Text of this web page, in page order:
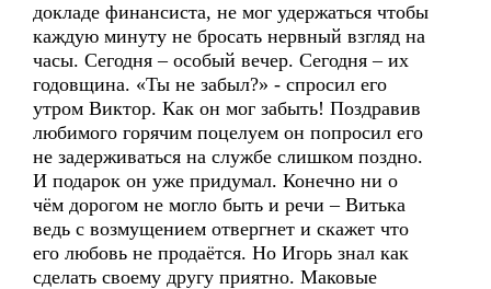
докладе финансиста, не мог удержаться чтобы
каждую минуту не бросать нервный взгляд на
часы. Сегодня – особый вечер. Сегодня – их
годовщина. «Ты не забыл?» - спросил его
утром Виктор. Как он мог забыть! Поздравив
любимого горячим поцелуем он попросил его
не задерживаться на службе слишком поздно.
И подарок он уже придумал. Конечно ни о
чём дорогом не могло быть и речи – Витька
ведь с возмущением отвергнет и скажет что
его любовь не продаётся. Но Игорь знал как
сделать своему другу приятно. Маковые